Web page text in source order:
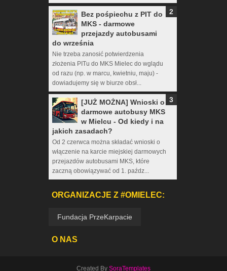
Bez pośpiechu z PIT do
MKS - darmowe
przejazdy autobusami
do września
Nie trzeba zanosić potwierdzenia
złożenia PITu do MKS Mielec do wglądu
od razu (np. w marcu, kwietniu, maju) -
dowiadujemy się w biurze obsł...
[JUŻ MOŻNA] Wnioski o
darmowe autobusy MKS
w Mielcu - Od kiedy i na
jakich zasadach?
Od 2 czerwca można składać wnioski o
włączenie na karcie miejskiej darmowych
przejazdów autobusami MKS, które
zaczną obowiązywać od 1. paźdz...
ORGANIZACJE Z #OMIELEC:
Fundacja PrzeKarpacie
O NAS
Created By SoraTemplates